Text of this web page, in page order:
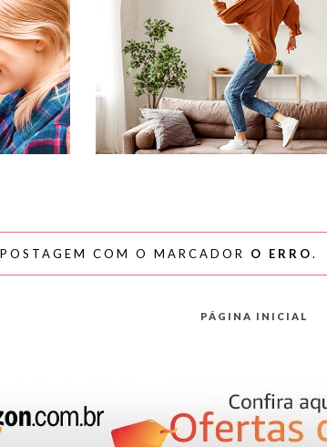
MÓVEIS E DANÇAR
COM O MARCADOR O ERRO.
PÁGINA INICIAL